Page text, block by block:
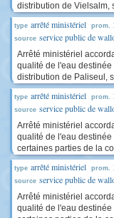
distribution de Vielsalm,
type arrêté ministériel prom.
source service public de
Arrêté ministériel
qualité de l'eau
distribution de Paliseul,
type arrêté ministériel prom.
source service public de
Arrêté ministériel
qualité de l'eau
certaines parties de la
type arrêté ministériel prom.
source service public de
Arrêté ministériel
qualité de l'eau